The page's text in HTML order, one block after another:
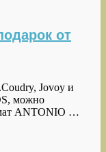
от
Jovoy и
можно
ANTONIO …